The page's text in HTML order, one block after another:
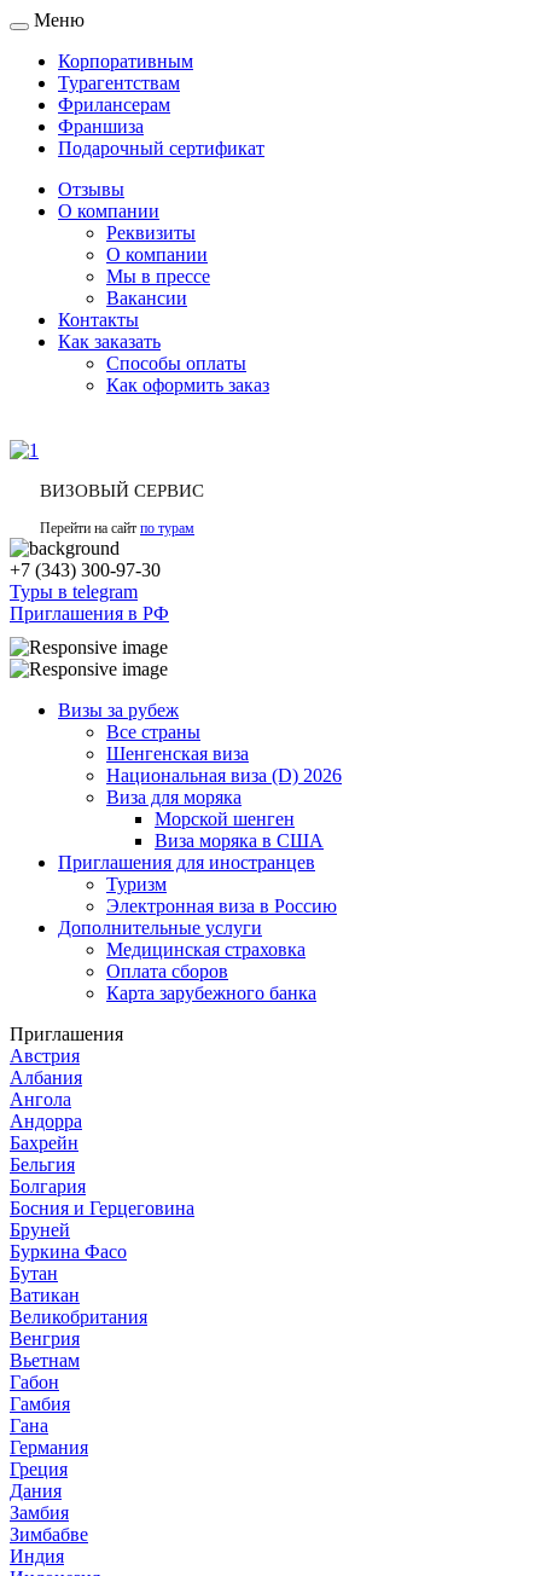
Toggle
navigation
Меню
Корпоративным
Турагентствам
Фрилансерам
Франшиза
Подарочный сертификат
Отзывы
О компании
Реквизиты
О компании
Мы в прессе
Вакансии
Контакты
Как заказать
Способы оплаты
Как оформить заказ
ВИЗОВЫЙ СЕРВИС
Перейти на сайт по турам
+7 (343) 300-97-30
Туры в telegram
Приглашения в РФ
Визы за рубеж
Все страны
Шенгенская виза
Национальная виза (D) 2026
Виза для моряка
Морской шенген
Виза моряка в США
Приглашения для иностранцев
Туризм
Электронная виза в Россию
Дополнительные услуги
Медицинская страховка
Оплата сборов
Карта зарубежного банка
Приглашения
Австрия
Албания
Ангола
Андорра
Бахрейн
Бельгия
Болгария
Босния и Герцеговина
Бруней
Буркина Фасо
Бутан
Ватикан
Великобритания
Венгрия
Вьетнам
Габон
Гамбия
Гана
Германия
Греция
Дания
Замбия
Зимбабве
Индия